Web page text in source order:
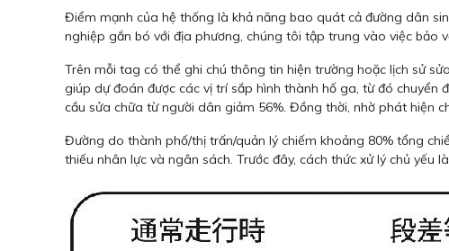
Điểm mạnh của hệ thống là khả năng bao quát cả đường dân
nghiệp gắn bó với địa phương, chúng tôi tập trung vào việc bảo
Trên mỗi tag có thể ghi chú thông tin hiện trường hoặc lịch sử
giúp dự đoán được các vị trí sắp hình thành hố ga, từ đó chuyển
cầu sửa chữa từ người dân giảm 56%. Đồng thời, nhờ phát hiện
Đường do thành phố/thị trấn/quản lý chiếm khoảng 80% tổng
thiếu nhân lực và ngân sách. Trước đây, cách thức xử lý chủ yếu